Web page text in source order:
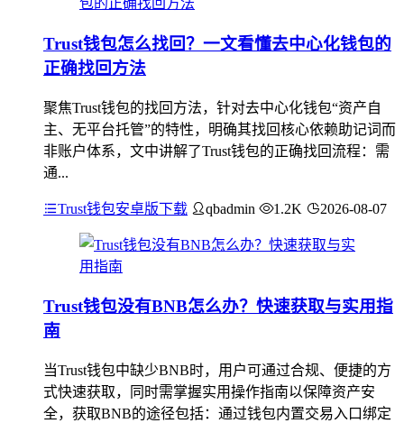
Trust钱包怎么找回？一文看懂去中心化钱包的
正确找回方法
聚焦Trust钱包的找回方法，针对去中心化钱包“资产自
主、无平台托管”的特性，明确其找回核心依赖助记词而
非账户体系，文中讲解了Trust钱包的正确找回流程：需
通...
Trust钱包安卓版下载 qbadmin 1.2K 2026-08-07
Trust钱包没有BNB怎么办？快速获取与实用指
南
当Trust钱包中缺少BNB时，用户可通过合规、便捷的方
式快速获取，同时需掌握实用操作指南以保障资产安
全，获取BNB的途径包括：通过钱包内置交易入口绑定